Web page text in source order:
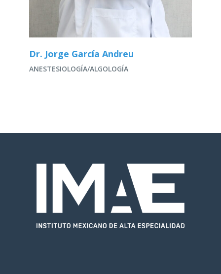
Dr. Jorge García Andreu
ANESTESIOLOGÍA/ALGOLOGÍA